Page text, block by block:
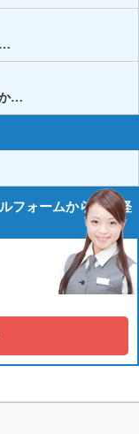
…
か…
フォームからお気軽